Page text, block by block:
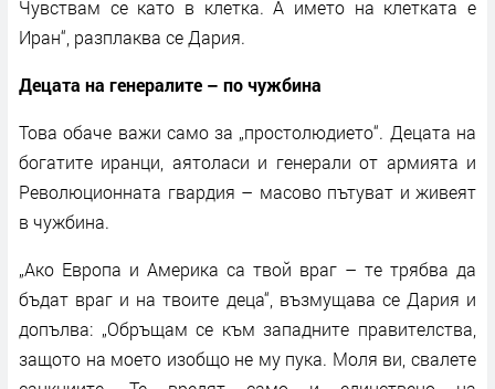
Чувствам се като в клетка. А името на клетката е
Иран“, разплаква се Дария.
Децата на генералите – по чужбина
Това обаче важи само за „простолюдието“. Децата на
богатите иранци, аятоласи и генерали от армията и
Революционната гвардия – масово пътуват и живеят
в чужбина.
„Ако Европа и Америка са твой враг – те трябва да
бъдат враг и на твоите деца“, възмущава се Дария и
допълва: „Обръщам се към западните правителства,
защото на моето изобщо не му пука. Моля ви, свалете